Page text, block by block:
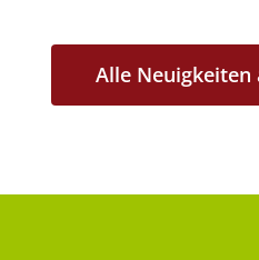
Alle Neuigkeiten